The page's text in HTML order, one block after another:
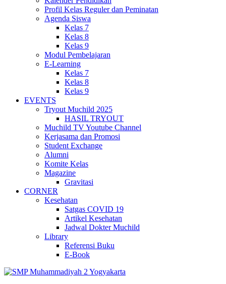
Profil Kelas Reguler dan Peminatan
Agenda Siswa
Kelas 7
Kelas 8
Kelas 9
Modul Pembelajaran
E-Learning
Kelas 7
Kelas 8
Kelas 9
EVENTS
Tryout Muchild 2025
HASIL TRYOUT
Muchild TV Youtube Channel
Kerjasama dan Promosi
Student Exchange
Alumni
Komite Kelas
Magazine
Gravitasi
CORNER
Kesehatan
Satgas COVID 19
Artikel Kesehatan
Jadwal Dokter Muchild
Library
Referensi Buku
E-Book